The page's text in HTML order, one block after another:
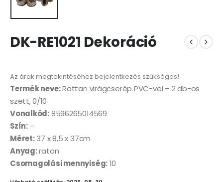
DK-RE1021 Dekoráció
Az árak megtekintéséhez bejelentkezés szükséges!
Termék neve:Rattan virágcserép PVC-vel – 2 db-os
szett, 0/10
Vonalkód:8596265014569
Szín:–
Méret:37 x 8,5 x 37cm
Anyag:ratan
Csomagolási mennyiség:10